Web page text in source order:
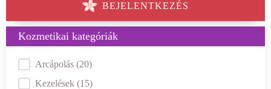
Kozmetikai kategóriák
Kategóriák
Arcápolás (20)
Kezelések (15)
BEJELENTKEZÉS